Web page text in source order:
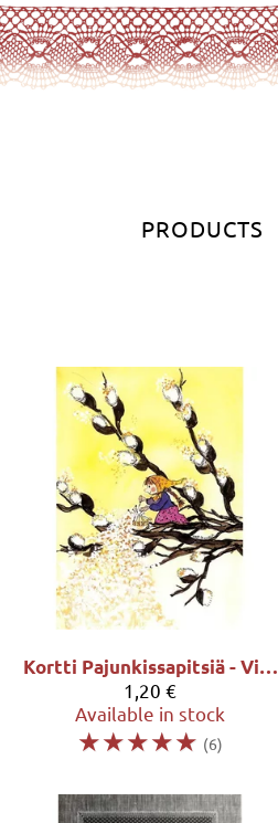
PRODUCTS
Kortti Pajunkissapitsiä - Virpi Pekkala
1,20 €
Available in stock
☆☆☆☆☆ (6)